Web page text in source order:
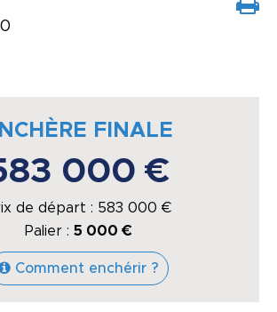
FINALE
000 €
de départ : 583 000 €
Palier : 5 000 €
Comment enchérir ?